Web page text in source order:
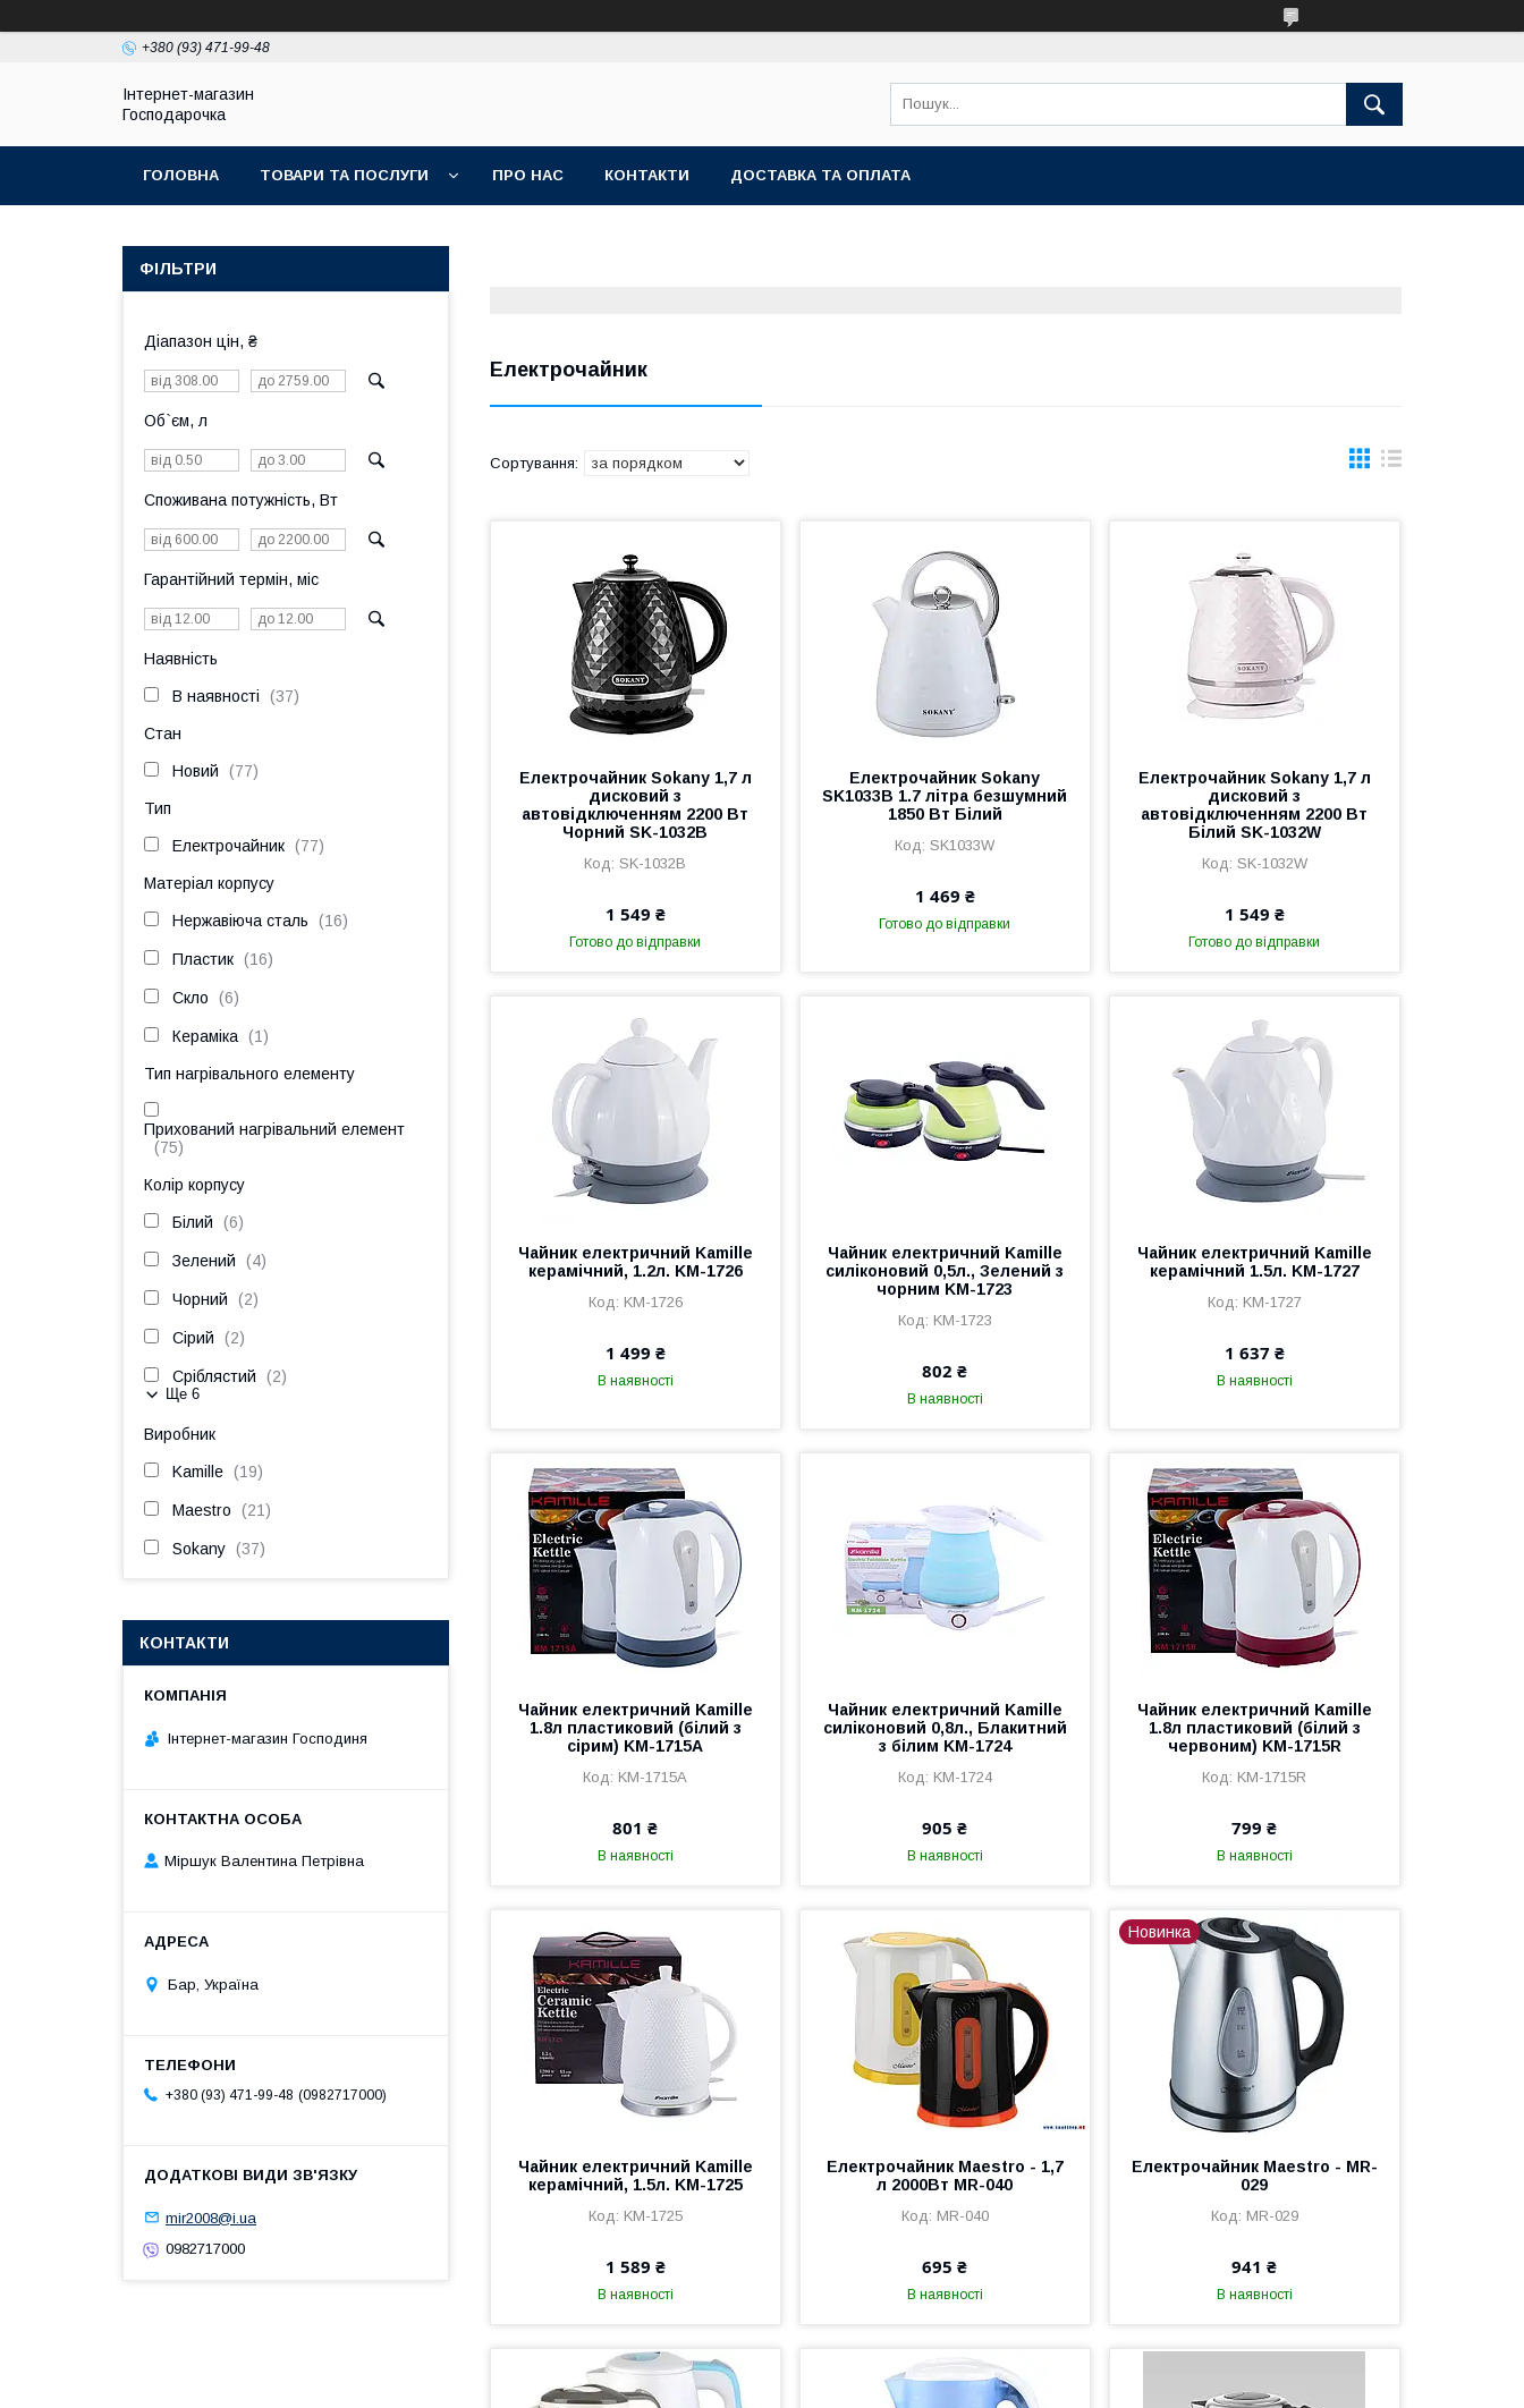
+380 (93) 471-99-48
Інтернет-магазин
Господарочка
ГОЛОВНА ТОВАРИ ТА ПОСЛУГИ ПРО НАС КОНТАКТИ ДОСТАВКА ТА ОПЛАТА
Електрочайник
Електрочайник Sokany 1,7 л
дисковий з
автовідключенням 2200 Вт
Чорний SK-1032B
SK-1032B
1 549 ₴
Готово до відправки
Електрочайник Sokany
SK1033B 1.7 літра безшумний
1850 Вт Білий
SK1033W
1 469 ₴
Готово до відправки
Електрочайник Sokany 1,7 л
дисковий з
автовідключенням 2200 Вт
Білий SK-1032W
SK-1032W
1 549 ₴
Готово до відправки
Чайник електричний Kamille
керамічний, 1.2л. KM-1726
KM-1726
1 499 ₴
В наявності
Чайник електричний Kamille
силіконовий 0,5л., Зелений з
чорним KM-1723
KM-1723
802 ₴
В наявності
Чайник електричний Kamille
керамічний 1.5л. KM-1727
KM-1727
1 637 ₴
В наявності
Чайник електричний Kamille
1.8л пластиковий (білий з
сірим) KM-1715A
KM-1715A
801 ₴
В наявності
Чайник електричний Kamille
силіконовий 0,8л., Блакитний
з білим KM-1724
KM-1724
905 ₴
В наявності
Чайник електричний Kamille
1.8л пластиковий (білий з
червоним) KM-1715R
KM-1715R
799 ₴
В наявності
Чайник електричний Kamille
керамічний, 1.5л. KM-1725
KM-1725
1 589 ₴
В наявності
Електрочайник Maestro - 1,7
л 2000Вт MR-040
MR-040
695 ₴
В наявності
Новинка
Електрочайник Maestro - MR-
029
MR-029
941 ₴
В наявності
ФІЛЬТРИ
Діапазон цін, ₴
Об`єм, л
Споживана потужність, Вт
Гарантійний термін, міс
Наявність
В наявності 37
Стан
Новий 77
Тип
Електрочайник 77
Матеріал корпусу
Нержавіюча сталь 16
Пластик 16
Скло 6
Кераміка 1
Тип нагрівального елементу
Прихований нагрівальний елемент
75
Колір корпусу
Білий 6
Зелений 4
Чорний 2
Сірий 2
Сріблястий 2
Ще 6
Виробник
Kamille 19
Maestro 21
Sokany 37
КОНТАКТИ
Інтернет-магазин Господиня
Міршук Валентина Петрівна
Бар, Україна
+380 (93) 471-99-48 0982717000
mir2008@i.ua
0982717000